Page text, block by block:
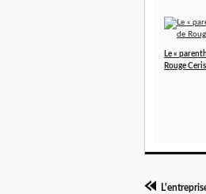
Le «
Rouge